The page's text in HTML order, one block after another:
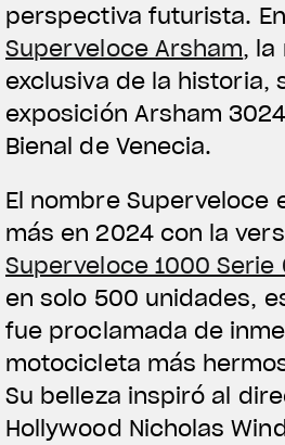
perspectiva futurista.
Superveloce Arsham, la
exclusiva de la historia,
exposición Arsham
Bienal de Venecia.
El nombre Superveloce
más en 2024 con la
Superveloce 1000 Serie
en solo 500 unidades,
fue proclamada de
motocicleta más
Su belleza inspiró al
Hollywood Nicholas